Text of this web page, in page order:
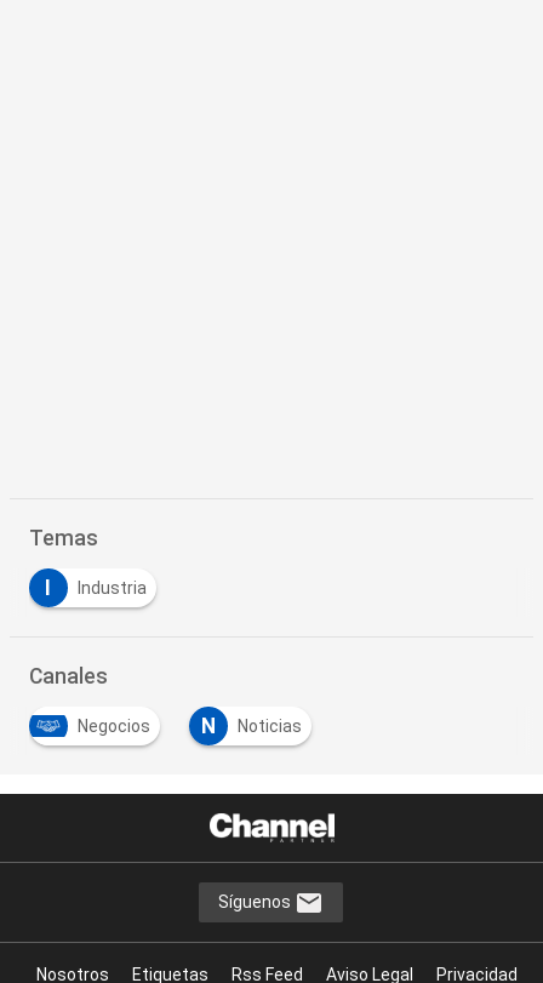
Temas
Industria
Canales
Negocios N Noticias
Síguenos
Nosotros Etiquetas Rss Feed Aviso Legal Privacidad